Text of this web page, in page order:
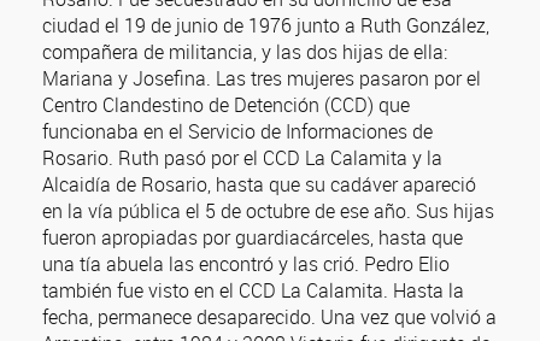
ciudad el 19 de junio de 1976 junto a Ruth González,
compañera de militancia, y las dos hijas de ella:
Mariana y Josefina. Las tres mujeres pasaron por el
Centro Clandestino de Detención (CCD) que
funcionaba en el Servicio de Informaciones de
Rosario. Ruth pasó por el CCD La Calamita y la
Alcaidía de Rosario, hasta que su cadáver apareció
en la vía pública el 5 de octubre de ese año. Sus hijas
fueron apropiadas por guardiacárceles, hasta que
una tía abuela las encontró y las crió. Pedro Elio
también fue visto en el CCD La Calamita. Hasta la
fecha, permanece desaparecido. Una vez que volvió a